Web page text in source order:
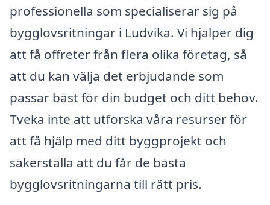
professionella som specialiserar sig på
bygglovsritningar i Ludvika. Vi hjälper dig
att få offreter från flera olika företag, så
att du kan välja det erbjudande som
passar bäst för din budget och ditt behov.
Tveka inte att utforska våra resurser för
att få hjälp med ditt byggprojekt och
säkerställa att du får de bästa
bygglovsritningarna till rätt pris.